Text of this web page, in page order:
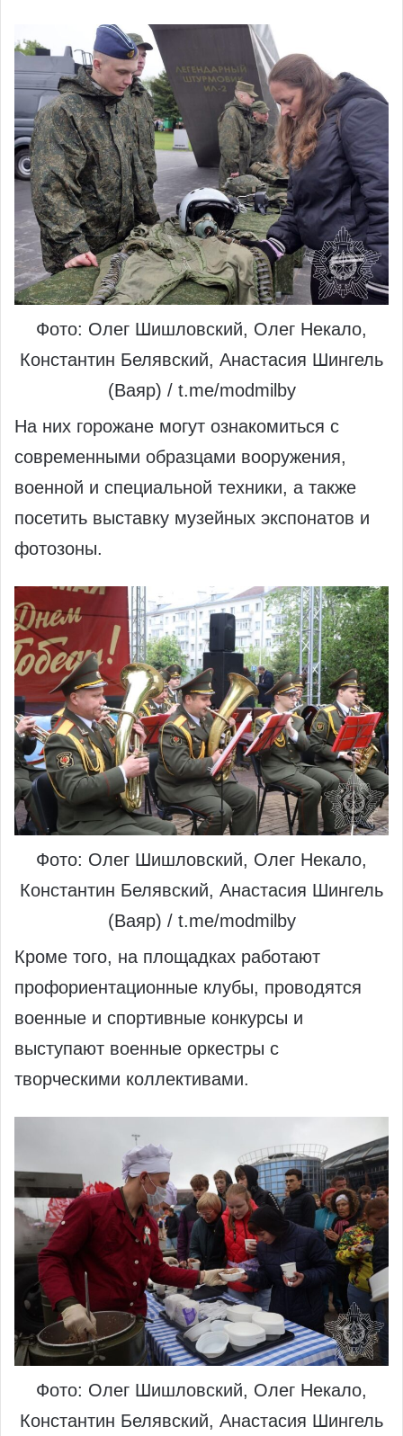
Фото: Олег Шишловский, Олег Некало,
Константин Белявский, Анастасия Шингель
(Ваяр) / t.me/modmilby
На них горожане могут ознакомиться с
современными образцами вооружения,
военной и специальной техники, а также
посетить выставку музейных экспонатов и
фотозоны.
Фото: Олег Шишловский, Олег Некало,
Константин Белявский, Анастасия Шингель
(Ваяр) / t.me/modmilby
Кроме того, на площадках работают
профориентационные клубы, проводятся
военные и спортивные конкурсы и
выступают военные оркестры с
творческими коллективами.
Фото: Олег Шишловский, Олег Некало,
Константин Белявский, Анастасия Шингель